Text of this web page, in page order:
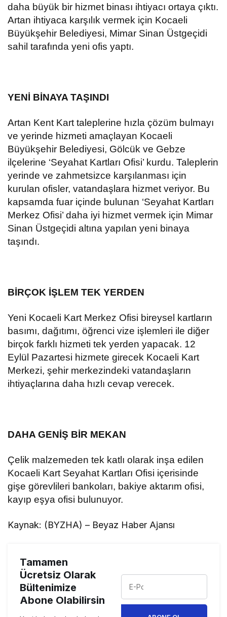
daha büyük bir hizmet binası ihtiyacı ortaya çıktı.
Artan ihtiyaca karşılık vermek için Kocaeli
Büyükşehir Belediyesi, Mimar Sinan Üstgeçidi
sahil tarafında yeni ofis yaptı.
YENİ BİNAYA TAŞINDI
Artan Kent Kart taleplerine hızla çözüm bulmayı
ve yerinde hizmeti amaçlayan Kocaeli
Büyükşehir Belediyesi, Gölcük ve Gebze
ilçelerine ‘Seyahat Kartları Ofisi’ kurdu. Taleplerin
yerinde ve zahmetsizce karşılanması için
kurulan ofisler, vatandaşlara hizmet veriyor. Bu
kapsamda fuar içinde bulunan ‘Seyahat Kartları
Merkez Ofisi’ daha iyi hizmet vermek için Mimar
Sinan Üstgeçidi altına yapılan yeni binaya
taşındı.
BİRÇOK İŞLEM TEK YERDEN
Yeni Kocaeli Kart Merkez Ofisi bireysel kartların
basımı, dağıtımı, öğrenci vize işlemleri ile diğer
birçok farklı hizmeti tek yerden yapacak. 12
Eylül Pazartesi hizmete girecek Kocaeli Kart
Merkezi, şehir merkezindeki vatandaşların
ihtiyaçlarına daha hızlı cevap verecek.
DAHA GENİŞ BİR MEKAN
Çelik malzemeden tek katlı olarak inşa edilen
Kocaeli Kart Seyahat Kartları Ofisi içerisinde
gişe görevlileri bankoları, bakiye aktarım ofisi,
kayıp eşya ofisi bulunuyor.
Kaynak: (BYZHA) – Beyaz Haber Ajansı
Tamamen
Ücretsiz Olarak
Bültenimize
Abone Olabilirsin